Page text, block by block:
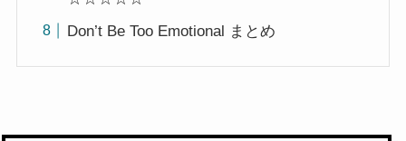
Don’t Be Too Emotional まとめ